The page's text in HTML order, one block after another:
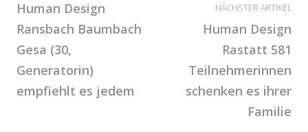
Human Design
Ransbach Baumbach
Gesa (30,
Generatorin)
empfiehlt es jedem
NÄCHSTER ARTIKEL
Human Design
Rastatt 581
Teilnehmerinnen
schenken es ihrer
Familie